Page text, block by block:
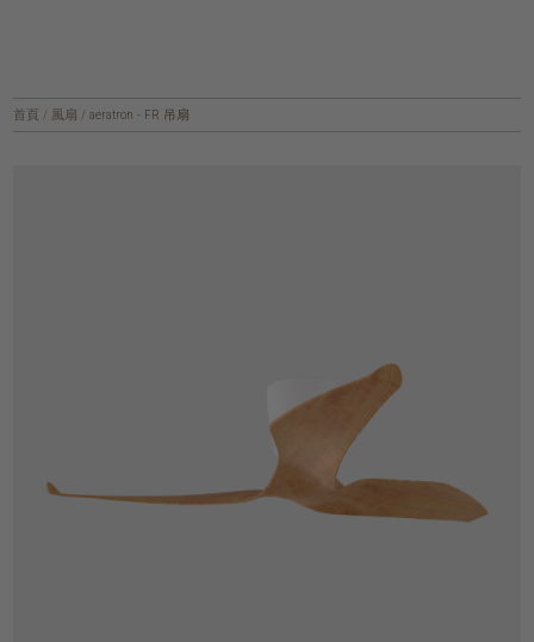
首頁 / 風扇 / aeratron - FR 吊扇